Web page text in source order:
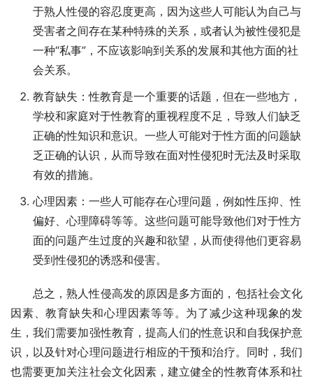
于熟人性侵的容忍度更高，因为这些人可能认为自己与
受害者之间存在某种特殊的关系，或者认为被性侵犯是
一种“私事”，不应该影响到关系的发展和其他方面的社
会关系。
教育缺失：性教育是一个重要的话题，但在一些地方，
学校和家庭对于性教育的重视程度不足，导致人们缺乏
正确的性知识和意识。一些人可能对于性方面的问题缺
乏正确的认识，从而导致在面对性侵犯时无法及时采取
有效的措施。
心理因素：一些人可能存在心理问题，例如性压抑、性
偏好、心理障碍等等。这些问题可能导致他们对于性方
面的问题产生过度的兴趣和欲望，从而使得他们更容易
受到性侵犯的诱惑和侵害。
总之，熟人性侵高发的原因是多方面的，包括社会文化
因素、教育缺失和心理因素等等。为了减少这种现象的发
生，我们需要加强性教育，提高人们的性意识和自我保护意
识，以及针对心理问题进行相应的干预和治疗。同时，我们
也需要更加关注社会文化因素，建立健全的性教育体系和社